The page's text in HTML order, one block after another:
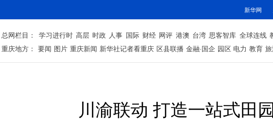
新华网
总网栏目： 学习进行时 高层 时政 人事 国际 财经 网评 港澳 台湾 思客智库 全球连线
重庆地方： 要闻 图片 重庆新闻 新华社记者看重庆 区县联播 金融·国企 园区 电力 教育
川渝联动 打造一站式田